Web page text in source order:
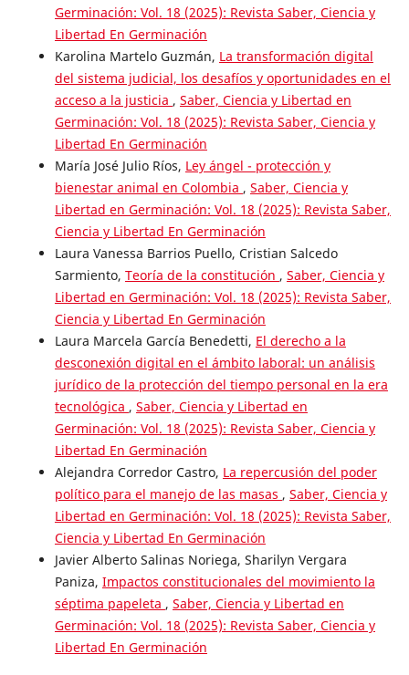
Germinación: Vol. 18 (2025): Revista Saber, Ciencia y
Libertad En Germinación
Karolina Martelo Guzmán, La transformación digital
del sistema judicial, los desafíos y oportunidades en el
acceso a la justicia , Saber, Ciencia y Libertad en
Germinación: Vol. 18 (2025): Revista Saber, Ciencia y
Libertad En Germinación
María José Julio Ríos, Ley ángel - protección y
bienestar animal en Colombia , Saber, Ciencia y
Libertad en Germinación: Vol. 18 (2025): Revista Saber,
Ciencia y Libertad En Germinación
Laura Vanessa Barrios Puello, Cristian Salcedo
Sarmiento, Teoría de la constitución , Saber, Ciencia y
Libertad en Germinación: Vol. 18 (2025): Revista Saber,
Ciencia y Libertad En Germinación
Laura Marcela García Benedetti, El derecho a la
desconexión digital en el ámbito laboral: un análisis
jurídico de la protección del tiempo personal en la era
tecnológica , Saber, Ciencia y Libertad en
Germinación: Vol. 18 (2025): Revista Saber, Ciencia y
Libertad En Germinación
Alejandra Corredor Castro, La repercusión del poder
político para el manejo de las masas , Saber, Ciencia y
Libertad en Germinación: Vol. 18 (2025): Revista Saber,
Ciencia y Libertad En Germinación
Javier Alberto Salinas Noriega, Sharilyn Vergara
Paniza, Impactos constitucionales del movimiento la
séptima papeleta , Saber, Ciencia y Libertad en
Germinación: Vol. 18 (2025): Revista Saber, Ciencia y
Libertad En Germinación